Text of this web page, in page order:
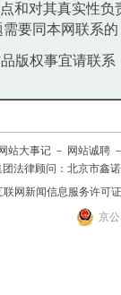
和对其真实性负
要同本网联系
版权事宜请联系
网站大事记 － 网站诚聘
法律顾问： 北京市鑫
联网新闻信息服务许可证
京公